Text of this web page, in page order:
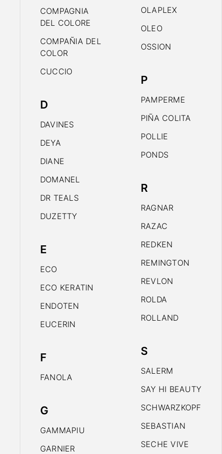
COMPAGNIA
DEL COLORE
COMPAÑIA DEL
COLOR
CUCCIO
D
DAVINES
DEYA
DIANE
DOMANEL
DR TEALS
DUZETTY
E
ECO
ECO KERATIN
ENDOTEN
EUCERIN
F
FANOLA
G
GAMMAPIU
GARNIER
OLAPLEX
OLEO
OSSION
P
PAMPERME
PIÑA COLITA
POLLIE
PONDS
R
RAGNAR
RAZAC
REDKEN
REMINGTON
REVLON
ROLDA
ROLLAND
S
SALERM
SAY HI BEAUTY
SCHWARZKOPF
SEBASTIAN
SECHE VIVE